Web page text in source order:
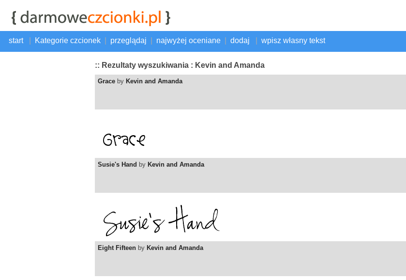
start Kategorie czcionek przeglądaj najwyżej oceniane dodaj wpisz własny tekst
:: Rezultaty wyszukiwania : Kevin and Amanda
Grace by Kevin and Amanda
Susie's Hand by Kevin and Amanda
Eight Fifteen by Kevin and Amanda